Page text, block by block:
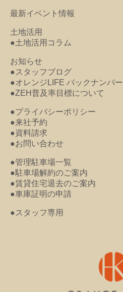
最新イベント情報
土地活用
●土地活用コラム
お知らせ
●スタッフブログ
●オレンジLIFE バックナンバー
●ZEH普及率目標について
●プライバシーポリシー
●来社予約
●資料請求
●お問い合わせ
●管理駐車場一覧
●駐車場解約のご案内
●賃貸住宅退去のご案内
●車庫証明の申請
●スタッフ専用